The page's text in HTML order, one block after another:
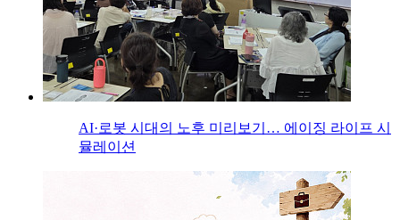
AI·로봇 시대의 노후 미리보기… 에이징 라이프 시
뮬레이션